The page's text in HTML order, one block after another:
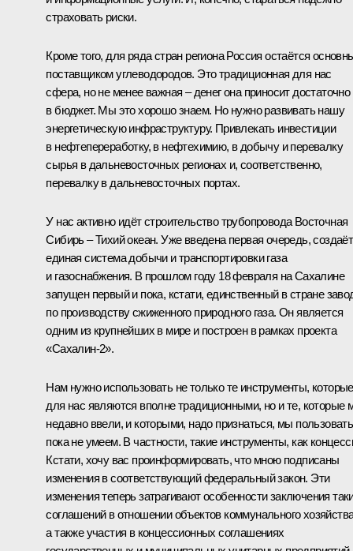
страховать риски.
Кроме того, для ряда стран региона Россия остаётся
поставщиком углеводородов. Это традиционная для нас
сфера, но не менее важная – денег она приносит достаточно
в бюджет. Мы это хорошо знаем. Но нужно развивать нашу
энергетическую инфраструктуру. Привлекать инвестиции
в нефтепереработку, в нефтехимию, в добычу и перевалку
сырья в дальневосточных регионах и, соответственно,
перевалку в дальневосточных портах.
У нас активно идёт строительство трубопровода Восточная
Сибирь – Тихий океан. Уже введена первая очередь,
единая система добычи и транспортировки газа
и газоснабжения. В прошлом году 18 февраля на Сахалине
запущен первый и пока, кстати, единственный в стране
по производству сжиженного природного газа. Он является
одним из крупнейших в мире и построен в рамках проекта
«Сахалин-2».
Нам нужно использовать не только те инструменты, которые
для нас являются вполне традиционными, но и те, которые
недавно ввели, и которыми, надо признаться, мы
пока не умеем. В частности, такие инструменты, как
Кстати, хочу вас проинформировать, что мною подписаны
изменения в соответствующий федеральный закон. Эти
изменения теперь затрагивают особенности заключения
соглашений в отношении объектов коммунального
а также участия в концессионных соглашениях